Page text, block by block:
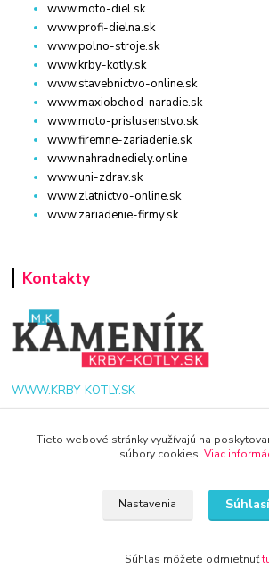
www.moto-diel.sk
www.profi-dielna.sk
www.polno-stroje.sk
www.krby-kotly.sk
www.stavebnictvo-online.sk
www.maxiobchod-naradie.sk
www.moto-prislusenstvo.sk
www.firemne-zariadenie.sk
www.nahradnediely.online
www.uni-zdrav.sk
www.zlatnictvo-online.sk
www.zariadenie-firmy.sk
Kontakty
WWW.KRBY-KOTLY.SK
Tieto webové stránky využívajú na
súbory cookies. Viac
Nastavenia
Súhlas môžete odmietnuť